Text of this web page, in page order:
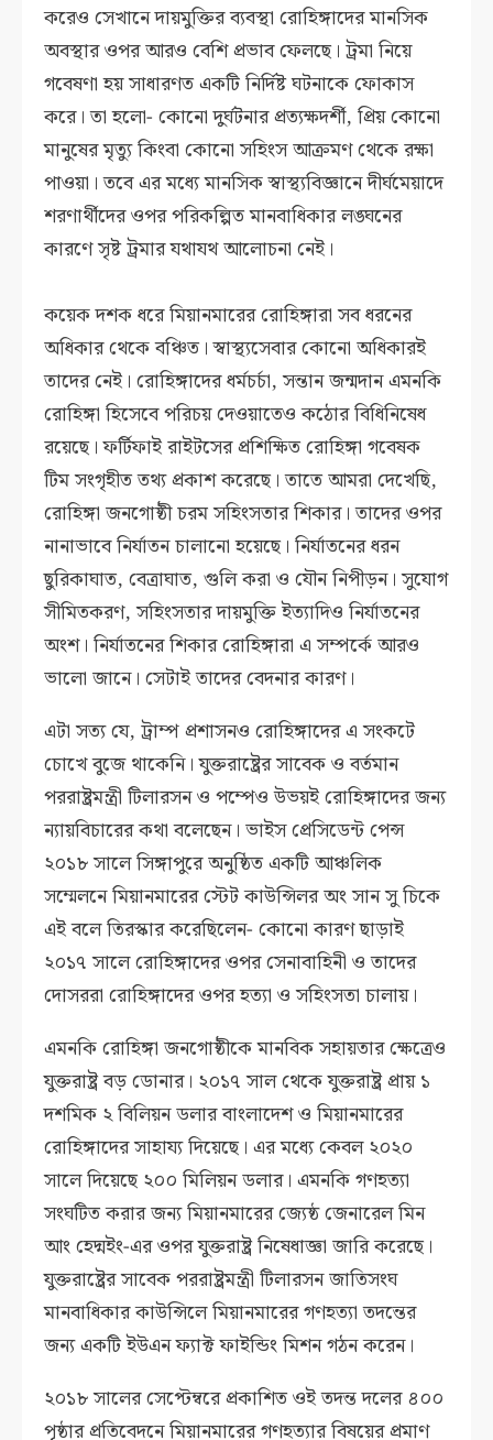
করেও সেখানে দায়মুক্তির ব্যবস্থা রোহিঙ্গাদের মানসিক
অবস্থার ওপর আরও বেশি প্রভাব ফেলছে। ট্রমা নিয়ে
গবেষণা হয় সাধারণত একটি নির্দিষ্ট ঘটনাকে ফোকাস
করে। তা হলো- কোনো দুর্ঘটনার প্রত্যক্ষদর্শী, প্রিয় কোনো
মানুষের মৃত্যু কিংবা কোনো সহিংস আক্রমণ থেকে রক্ষা
পাওয়া। তবে এর মধ্যে মানসিক স্বাস্থ্যবিজ্ঞানে দীর্ঘমেয়াদে
শরণার্থীদের ওপর পরিকল্পিত মানবাধিকার লঙ্ঘনের
কারণে সৃষ্ট ট্রমার যথাযথ আলোচনা নেই।
কয়েক দশক ধরে মিয়ানমারের রোহিঙ্গারা সব ধরনের
অধিকার থেকে বঞ্চিত। স্বাস্থ্যসেবার কোনো অধিকারই
তাদের নেই। রোহিঙ্গাদের ধর্মচর্চা, সন্তান জন্মদান এমনকি
রোহিঙ্গা হিসেবে পরিচয় দেওয়াতেও কঠোর বিধিনিষেধ
রয়েছে। ফর্টিফাই রাইটসের প্রশিক্ষিত রোহিঙ্গা গবেষক
টিম সংগৃহীত তথ্য প্রকাশ করেছে। তাতে আমরা দেখেছি,
রোহিঙ্গা জনগোষ্ঠী চরম সহিংসতার শিকার। তাদের ওপর
নানাভাবে নির্যাতন চালানো হয়েছে। নির্যাতনের ধরন
ছুরিকাঘাত, বেত্রাঘাত, গুলি করা ও যৌন নিপীড়ন। সুযোগ
সীমিতকরণ, সহিংসতার দায়মুক্তি ইত্যাদিও নির্যাতনের
অংশ। নির্যাতনের শিকার রোহিঙ্গারা এ সম্পর্কে আরও
ভালো জানে। সেটাই তাদের বেদনার কারণ।
এটা সত্য যে, ট্রাম্প প্রশাসনও রোহিঙ্গাদের এ সংকটে
চোখে বুজে থাকেনি। যুক্তরাষ্ট্রের সাবেক ও বর্তমান
পররাষ্ট্রমন্ত্রী টিলারসন ও পম্পেও উভয়ই রোহিঙ্গাদের জন্য
ন্যায়বিচারের কথা বলেছেন। ভাইস প্রেসিডেন্ট পেন্স
২০১৮ সালে সিঙ্গাপুরে অনুষ্ঠিত একটি আঞ্চলিক
সম্মেলনে মিয়ানমারের স্টেট কাউন্সিলর অং সান সু চিকে
এই বলে তিরস্কার করেছিলেন- কোনো কারণ ছাড়াই
২০১৭ সালে রোহিঙ্গাদের ওপর সেনাবাহিনী ও তাদের
দোসররা রোহিঙ্গাদের ওপর হত্যা ও সহিংসতা চালায়।
এমনকি রোহিঙ্গা জনগোষ্ঠীকে মানবিক সহায়তার ক্ষেত্রেও
যুক্তরাষ্ট্র বড় ডোনার। ২০১৭ সাল থেকে যুক্তরাষ্ট্র প্রায় ১
দশমিক ২ বিলিয়ন ডলার বাংলাদেশ ও মিয়ানমারের
রোহিঙ্গাদের সাহায্য দিয়েছে। এর মধ্যে কেবল ২০২০
সালে দিয়েছে ২০০ মিলিয়ন ডলার। এমনকি গণহত্যা
সংঘটিত করার জন্য মিয়ানমারের জ্যেষ্ঠ জেনারেল মিন
আং হেদ্মইং-এর ওপর যুক্তরাষ্ট্র নিষেধাজ্ঞা জারি করেছে।
যুক্তরাষ্ট্রের সাবেক পররাষ্ট্রমন্ত্রী টিলারসন জাতিসংঘ
মানবাধিকার কাউন্সিলে মিয়ানমারের গণহত্যা তদন্তের
জন্য একটি ইউএন ফ্যাক্ট ফাইন্ডিং মিশন গঠন করেন।
২০১৮ সালের সেপ্টেম্বরে প্রকাশিত ওই তদন্ত দলের ৪০০
পৃষ্ঠার প্রতিবেদনে মিয়ানমারের গণহত্যার বিষয়ের প্রমাণ